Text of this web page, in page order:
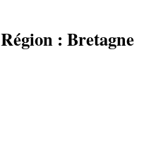
Région : Bretagne